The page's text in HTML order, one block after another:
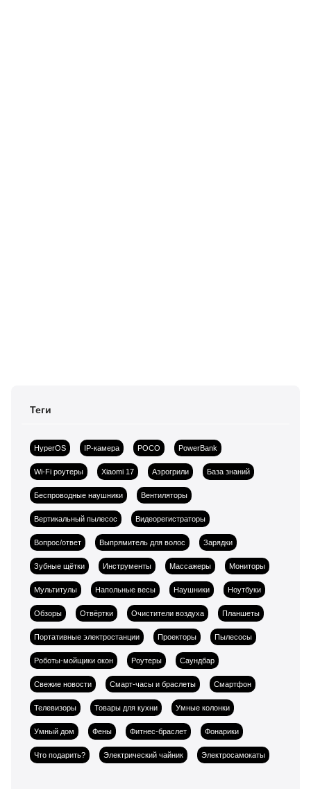
Теги
HyperOS IP-камера POCO PowerBank
Wi-Fi роутеры Xiaomi 17 Аэрогрили База знаний
Беспроводные наушники Вентиляторы
Вертикальный пылесос Видеорегистраторы
Вопрос/ответ Выпрямитель для волос Зарядки
Зубные щётки Инструменты Массажеры Мониторы
Мультитулы Напольные весы Наушники Ноутбуки
Обзоры Отвёртки Очистители воздуха Планшеты
Портативные электростанции Проекторы Пылесосы
Роботы-мойщики окон Роутеры Саундбар
Свежие новости Смарт-часы и браслеты Смартфон
Телевизоры Товары для кухни Умные колонки
Умный дом Фены Фитнес-браслет Фонарики
Что подарить? Электрический чайник Электросамокаты